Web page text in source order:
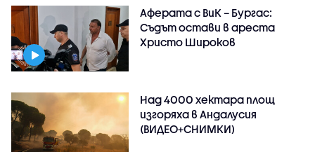
Аферата с ВиК – Бургас:
Съдът остави в ареста
Христо Широков
Над 4000 хектара площ
изгоряха в Андалусия
(ВИДЕО+СНИМКИ)